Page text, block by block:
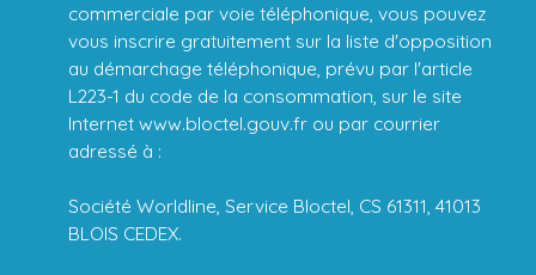
commerciale par voie téléphonique, vous pouvez
vous inscrire gratuitement sur la liste d'opposition
au démarchage téléphonique, prévu par l'article
L223-1 du code de la consommation, sur le site
Internet www.bloctel.gouv.fr ou par courrier
adressé à :
Société Worldline, Service Bloctel, CS 61311, 41013
BLOIS CEDEX.